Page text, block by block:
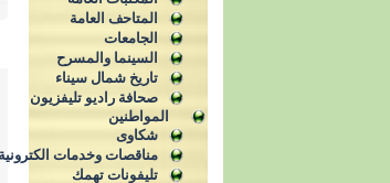
المتاحف العامة
الجامعات
السينما والمسرح
تاريخ شمال سيناء
صحافة راديو تليفزيون
المواطنين
شكاوى
مناقصات وخدمات الكترونية
تليفونات تهمك